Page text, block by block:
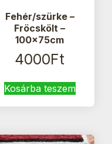
Fehér/szürke –
Fröcskölt –
100x75cm
4000Ft
Kosárba teszem